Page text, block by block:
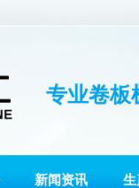
专业卷板
新闻资讯 生